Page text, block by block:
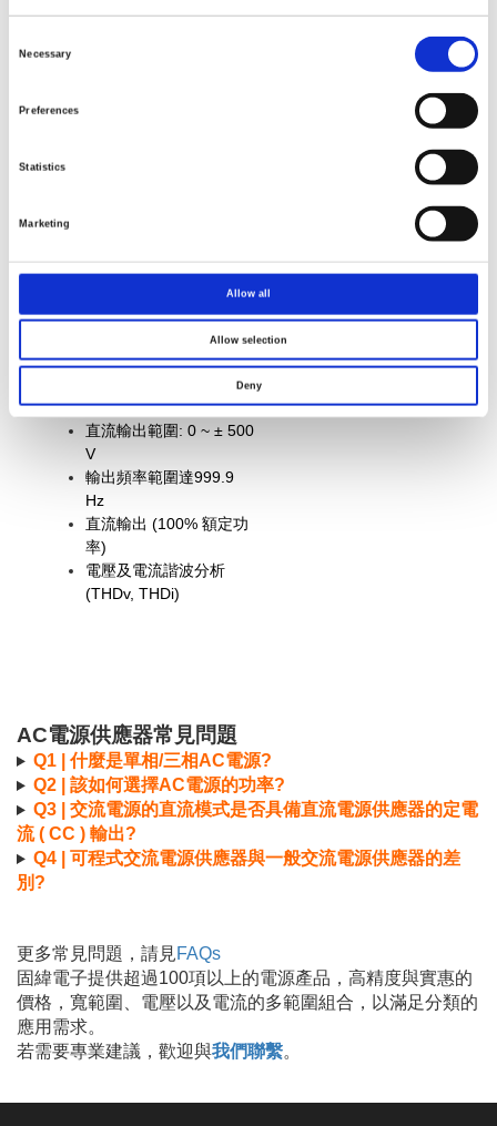
Selection
Necessary
Preferences
Statistics
Marketing
Allow all
Allow selection
Deny
可程式 AC/DC 電源供應器
輸出容量: 500 VA/ 1000
VA
交流輸出範圍: 0 ~ 350
Vrms
直流輸出範圍: 0 ~ ± 500
V
輸出頻率範圍達999.9
Hz
直流輸出 (100% 額定功
率)
電壓及電流諧波分析
(THDv, THDi)
AC電源供應器常見問題
Q1 | 什麼是單相/三相AC電源?
Q2 | 該如何選擇AC電源的功率?
Q3 | 交流電源的直流模式是否具備直流電源供應器的定電
流 ( CC ) 輸出?
Q4 | 可程式交流電源供應器與一般交流電源供應器的差
別?
更多常見問題，請見FAQs
固緯電子提供超過100項以上的電源產品，高精度與實惠的
價格，寬範圍、電壓以及電流的多範圍組合，以滿足分類的
應用需求。
若需要專業建議，歡迎與我們聯繫。